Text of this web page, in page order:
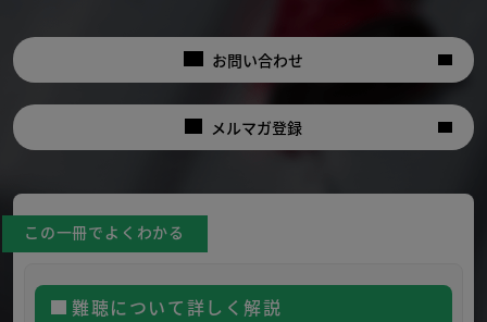
お問い合わせ
メルマガ登録
この一冊でよくわかる
難聴について詳しく解説